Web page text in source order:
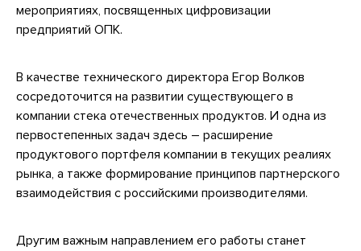
мероприятиях, посвященных цифровизации
предприятий ОПК.
В качестве технического директора Егор Волков
сосредоточится на развитии существующего в
компании стека отечественных продуктов. И одна из
первостепенных задач здесь – расширение
продуктового портфеля компании в текущих реалиях
рынка, а также формирование принципов партнерского
взаимодействия с российскими производителями.
Другим важным направлением его работы станет